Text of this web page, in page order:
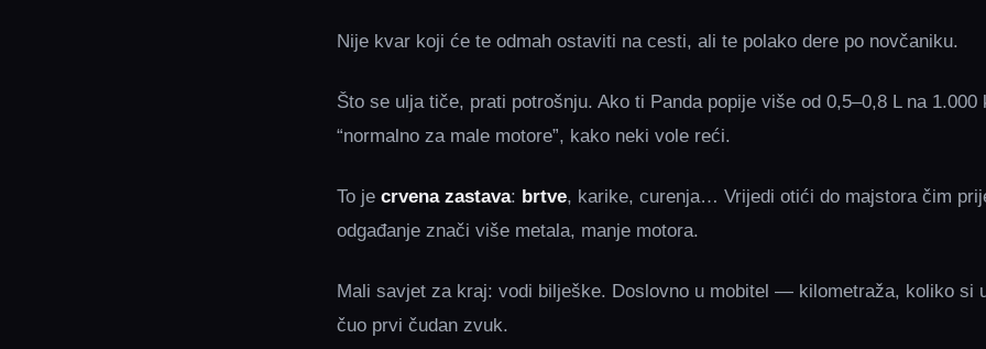
Nije kvar koji će te odmah ostaviti na cesti, ali te polako dere po novčaniku.
Što se ulja tiče, prati potrošnju. Ako ti Panda popije više od 0,5–0,8 L na 1.000
“normalno za male motore”, kako neki vole reći.
To je crvena zastava: brtve, karike, curenja… Vrijedi otići do majstora čim
odgađanje znači više metala, manje motora.
Mali savjet za kraj: vodi bilješke. Doslovno u mobitel — kilometraža, koliko si
čuo prvi čudan zvuk.